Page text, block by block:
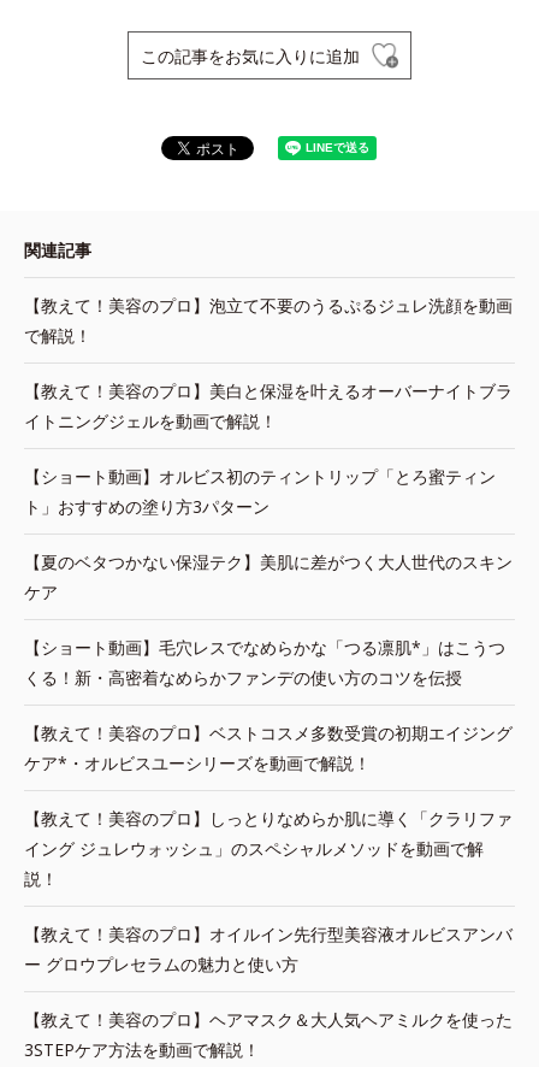
この記事をお気に入りに追加
関連記事
【教えて！美容のプロ】泡立て不要のうるぷるジュレ洗顔を動画
で解説！
【教えて！美容のプロ】美白と保湿を叶えるオーバーナイトブラ
イトニングジェルを動画で解説！
【ショート動画】オルビス初のティントリップ「とろ蜜ティン
ト」おすすめの塗り方3パターン
【夏のベタつかない保湿テク】美肌に差がつく大人世代のスキン
ケア
【ショート動画】毛穴レスでなめらかな「つる凛肌*」はこうつ
くる！新・高密着なめらかファンデの使い方のコツを伝授
【教えて！美容のプロ】ベストコスメ多数受賞の初期エイジング
ケア*・オルビスユーシリーズを動画で解説！
【教えて！美容のプロ】しっとりなめらか肌に導く「クラリファ
イング ジュレウォッシュ」のスペシャルメソッドを動画で解
説！
【教えて！美容のプロ】オイルイン先行型美容液オルビスアンバ
ー グロウプレセラムの魅力と使い方
【教えて！美容のプロ】ヘアマスク＆大人気ヘアミルクを使った
3STEPケア方法を動画で解説！